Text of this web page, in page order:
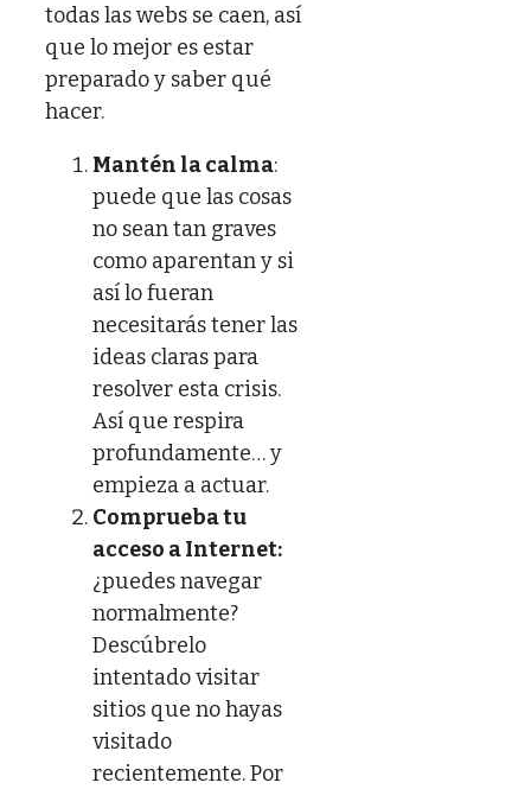
todas las webs se caen, así
que lo mejor es estar
preparado y saber qué
hacer.
Mantén la calma:
puede que las cosas
no sean tan graves
como aparentan y si
así lo fueran
necesitarás tener las
ideas claras para
resolver esta crisis.
Así que respira
profundamente… y
empieza a actuar.
Comprueba tu
acceso a Internet:
¿puedes navegar
normalmente?
Descúbrelo
intentado visitar
sitios que no hayas
visitado
recientemente. Por